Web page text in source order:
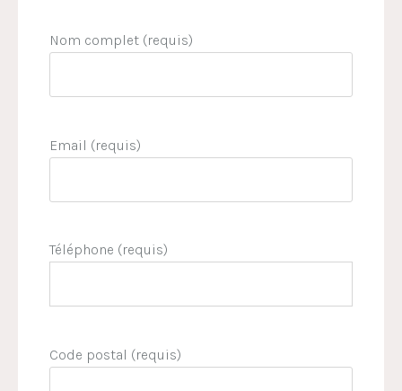
Nom complet (requis)
Email (requis)
Téléphone (requis)
Code postal (requis)